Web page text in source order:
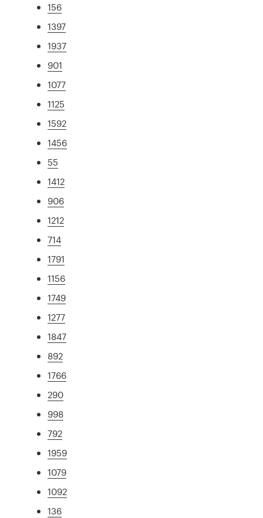
156
1397
1937
901
1077
1125
1592
1456
55
1412
906
1212
714
1791
1156
1749
1277
1847
892
1766
290
998
792
1959
1079
1092
136